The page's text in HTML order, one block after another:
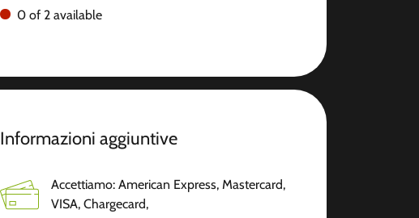
0 of 2 available
Informazioni aggiuntive
Accettiamo: American Express, Mastercard,
VISA, Chargecard,